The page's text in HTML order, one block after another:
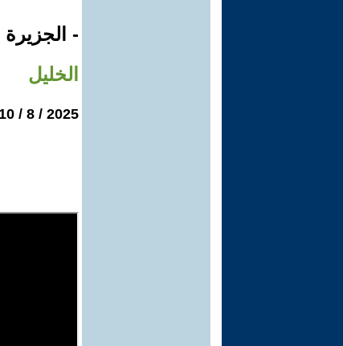
- الجزيرة
الخليل
2025 / 8 / 10